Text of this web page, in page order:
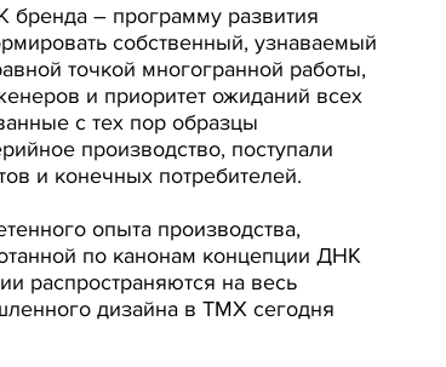
бренда – программу развития
собственный, узнаваемый
точкой многогранной работы,
и приоритет ожиданий всех
с тех пор образцы
производство, поступали
и конечных потребителей.
опыта производства,
по канонам концепции ДНК
распространяются на весь
дизайна в ТМХ сегодня